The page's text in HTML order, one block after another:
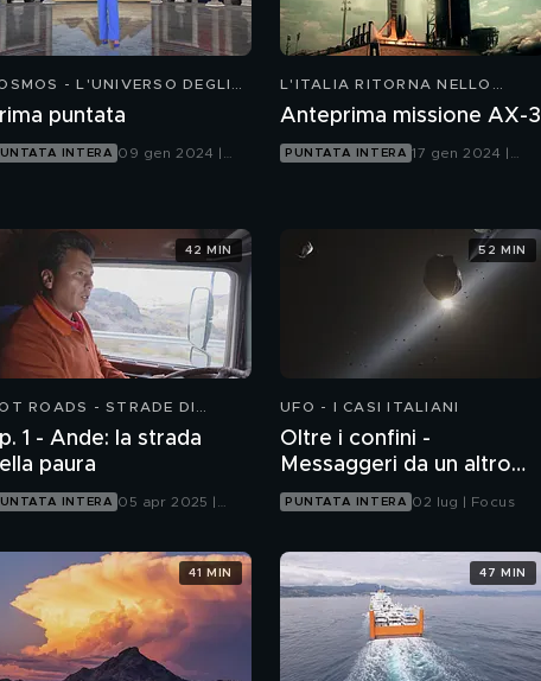
- L'UNIVERSO DEGLI
puntata
INTERA 09 gen 2024 |
L'ITALIA RITORNA NELLO
DIRETTA DELLA MISSIONE AX-3
Anteprima missione AX-3
PUNTATA INTERA 17 gen 2024 |
ROADS - STRADE DI
1 - Ande: la strada
paura
INTERA 05 apr 2025 |
42 MIN
UFO - I CASI ITALIANI
Oltre i confini -
Messaggeri da un altro
mondo
PUNTATA INTERA 02 lug | Focus
52 MIN
41 MIN 47 MIN